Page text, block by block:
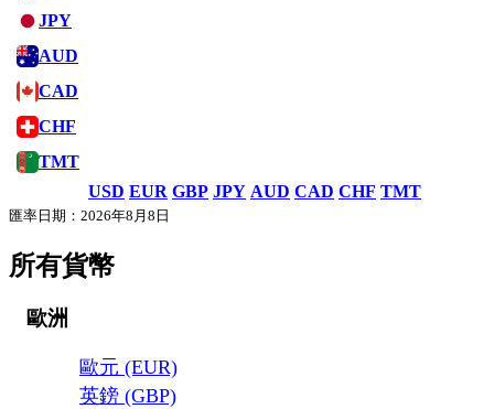
JPY
AUD
CAD
CHF
TMT
USD EUR GBP JPY AUD CAD CHF TMT
匯率日期：2026年8月8日
所有貨幣
歐洲
歐元 (EUR)
英鎊 (GBP)